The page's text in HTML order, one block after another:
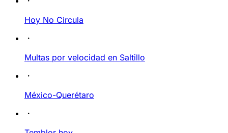
Hoy No Circula
Multas por velocidad en Saltillo
México-Querétaro